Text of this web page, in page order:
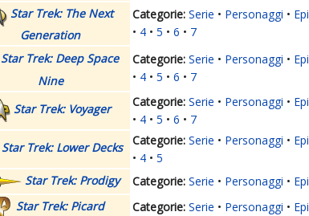
Star Trek: The Next
Generation
Serie Personaggi
4
5 6
7
Star Trek: Deep Space
Nine
Serie Personaggi
4
5 6 7
Star Trek: Voyager Serie Personaggi
4
5 6
7
Star Trek: Lower Decks
Serie Personaggi
4
5
Star Trek: Prodigy
Serie Personaggi
Star Trek: Picard
Serie Personaggi